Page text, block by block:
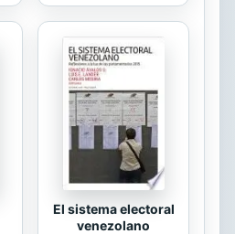
El sistema electoral
venezolano